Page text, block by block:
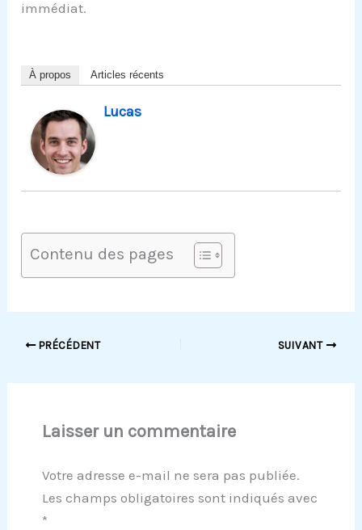
immédiat.
À propos Articles récents
Lucas
Contenu des pages
PRÉCÉDENT SUIVANT
Laisser un commentaire
Votre adresse e-mail ne sera pas publiée.
Les champs obligatoires sont indiqués avec
*